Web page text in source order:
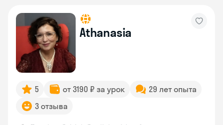
Athanasia
5 от 3190 ₽ за урок
29 лет опыта
3 отзыва